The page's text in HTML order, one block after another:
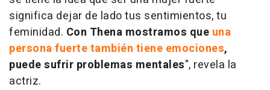
significa dejar de lado tus sentimientos, tu
feminidad. Con Thena mostramos que una
persona fuerte también tiene emociones,
puede sufrir problemas mentales", revela la
actriz.